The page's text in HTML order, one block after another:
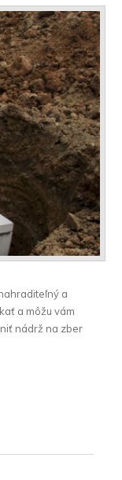
a
a môžu vám
nádrž na zber